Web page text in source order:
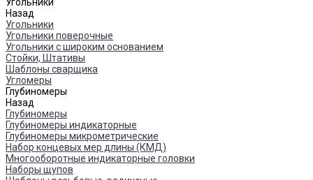
Назад
Угольники
Угольники поверочные
Угольники с широким основанием
Стойки, Штативы
Шаблоны сварщика
Угломеры
Глубиномеры
Назад
Глубиномеры
Глубиномеры индикаторные
Глубиномеры микрометрические
Набор концевых мер длины (КМД)
Многооборотные индикаторные головки
Наборы щупов